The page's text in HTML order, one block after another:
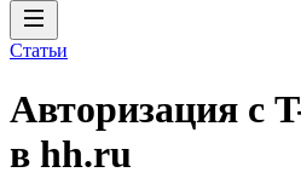
Статьи
Авторизация с
в hh.ru